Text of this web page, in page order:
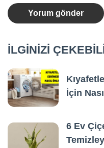
İLGİNİZİ
İçin
6 Ev